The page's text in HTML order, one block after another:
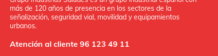
más de 120 años de presencia en los sectores de la
señalización, seguridad vial, movilidad y equipamientos
urbanos.
Atención al cliente 96 123 49 11